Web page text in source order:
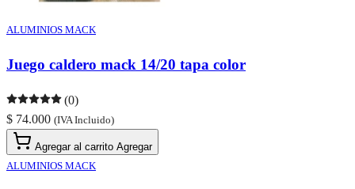
ALUMINIOS MACK
Juego caldero mack 14/20 tapa color
(0)
$ 74.000 (IVA Incluido)
Agregar al carrito Agregar
ALUMINIOS MACK